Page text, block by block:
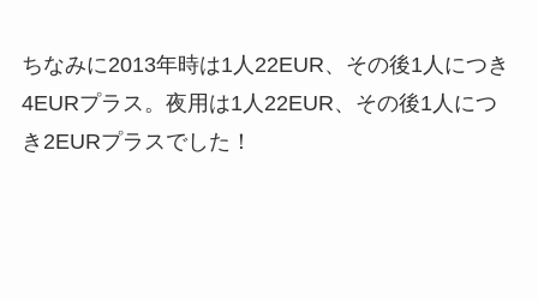
ちなみに2013年時は1人22EUR、その後1人につき
4EURプラス。夜用は1人22EUR、その後1人につ
き2EURプラスでした！